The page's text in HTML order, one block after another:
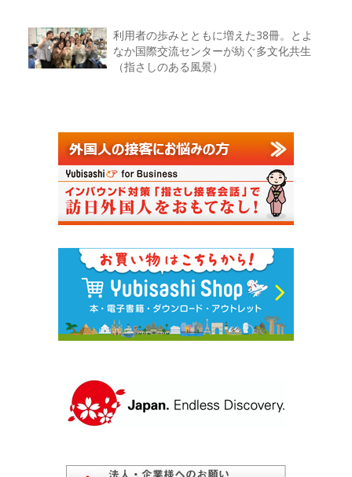
利用者の歩みとともに増えた38冊。とよ
なか国際交流センターが紡ぐ多文化共生
（指さしのある風景）